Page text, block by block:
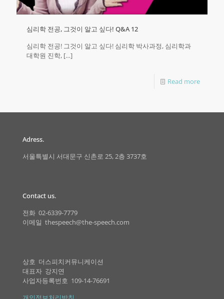
심리학 전공, 그것이 알고 싶다! Q&A 12
심리학 전공! 그것이 알고 싶다! 심리학 박사과정, 심리학과
대학원 진학, […]
Read more
Adress.
서울특별시 서대문구 신촌로 25, 2층 3737호
Contact us.
전화 02-6339-7779
이메일 thespeech@the-speech.com
상호 더스피치커뮤니케이션
대표자 강지연
사업자등록번호 109-14-76691